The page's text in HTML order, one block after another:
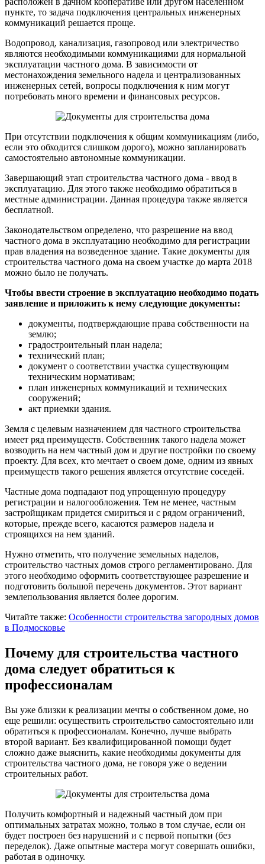
пункте, то задача подключения центральных инженерных
коммуникаций решается проще.
Водопровод, канализация, газопровод или электричество
являются необходимыми коммуникациями для нормальной
эксплуатации частного дома. В зависимости от
местонахождения земельного надела и централизованных
инженерных сетей, вопросы подключения к ним могут
потребовать много времени и финансовых ресурсов.
При отсутствии подключения к общим коммуникациям (либо,
если это обходится слишком дорого), можно запланировать
самостоятельно автономные коммуникации.
Завершающий этап строительства частного дома - ввод в
эксплуатацию. Для этого также необходимо обратиться в
местные администрации. Данная процедура также является
бесплатной.
Законодательством определено, что разрешение на ввод
частного дома в эксплуатацию необходимо для регистрации
прав владения на возведенное здание. Такие документы для
строительства частного дома на своем участке до марта 2018
можно было не получать.
Чтобы ввести строение в эксплуатацию необходимо подать
заявление и приложить к нему следующие документы:
документы, подтверждающие права собственности на
землю;
градостроительный план надела;
технический план;
документ о соответствии участка существующим
техническим нормативам;
план инженерных коммуникаций и технических
сооружений;
акт приемки здания.
Земля с целевым назначением для частного строительства
имеет ряд преимуществ. Собственник такого надела может
возводить на нем частный дом и другие постройки по своему
проекту. Для всех, кто мечтает о своем доме, одним из явных
преимуществ такого решения является отсутствие соседей.
Частные дома подпадают под упрощенную процедуру
регистрации и налогообложения. Тем не менее, частным
застройщикам придется смириться и с рядом ограничений,
которые, прежде всего, касаются размеров надела и
строящихся на нем зданий.
Нужно отметить, что получение земельных наделов,
строительство частных домов строго регламентировано. Для
этого необходимо оформить соответствующее разрешение и
подготовить большой перечень документов. Этот вариант
землепользования является более дорогим.
Читайте также: Особенности строительства загородных домов
в Подмосковье
Почему для строительства частного
дома следует обратиться к
профессионалам
Вы уже близки к реализации мечты о собственном доме, но
еще решили: осуществить строительство самостоятельно или
обратиться к профессионалам. Конечно, лучше выбрать
второй вариант. Без квалифицированной помощи будет
сложно даже выяснить, какие необходимы документы для
строительства частного дома, не говоря уже о ведении
строительных работ.
Получить комфортный и надежный частный дом при
оптимальных затратах можно, только в том случае, если он
будет построен без нарушений и с первой попытки (без
переделок). Даже опытные мастера могут совершать ошибки,
работая в одиночку.